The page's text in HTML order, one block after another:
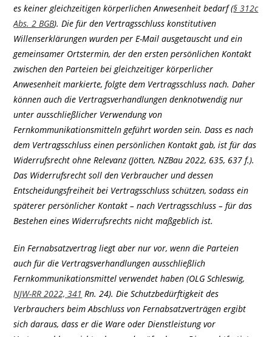
es keiner gleichzeitigen körperlichen Anwesenheit bedarf (§ 312c
Abs. 2 BGB). Die für den Vertragsschluss konstitutiven
Willenserklärungen wurden per E-Mail ausgetauscht und ein
gemeinsamer Ortstermin, der den ersten persönlichen Kontakt
zwischen den Parteien bei gleichzeitiger körperlicher
Anwesenheit markierte, folgte dem Vertragsschluss nach. Daher
können auch die Vertragsverhandlungen denknotwendig nur
unter ausschließlicher Verwendung von
Fernkommunikationsmitteln geführt worden sein. Dass es nach
dem Vertragsschluss einen persönlichen Kontakt gab, ist für das
Widerrufsrecht ohne Relevanz (Jötten, NZBau 2022, 635, 637 f.).
Das Widerrufsrecht soll den Verbraucher und dessen
Entscheidungsfreiheit bei Vertragsschluss schützen, sodass ein
späterer persönlicher Kontakt – nach Vertragsschluss – für das
Bestehen eines Widerrufsrechts nicht maßgeblich ist.
Ein Fernabsatzvertrag liegt aber nur vor, wenn die Parteien
auch für die Vertragsverhandlungen ausschließlich
Fernkommunikationsmittel verwendet haben (OLG Schleswig,
NJW-RR 2022, 341 Rn. 24). Die Schutzbedürftigkeit des
Verbrauchers beim Abschluss von Fernabsatzverträgen ergibt
sich daraus, dass er die Ware oder Dienstleistung vor